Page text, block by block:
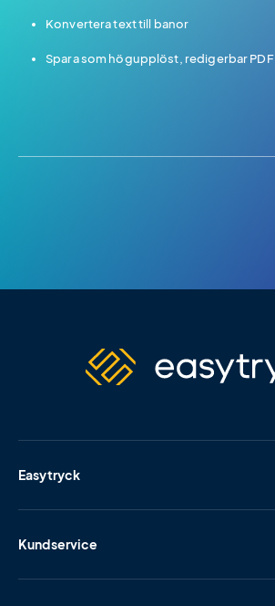
Konvertera text till banor
Spara som högupplöst, redigerbar PDF
Easytryck
Kundservice